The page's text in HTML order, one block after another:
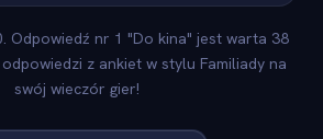
Odpowiedź nr 1 "Do kina" jest warta 38
z ankiet w stylu Familiady na
swój wieczór gier!